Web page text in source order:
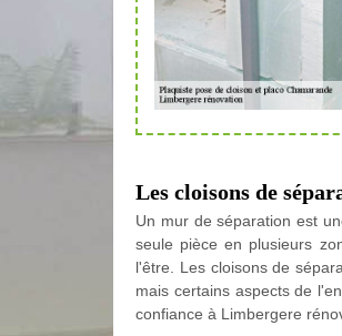
Les cloisons de
Un mur de séparation est
seule pièce en plusieurs
l'être. Les cloisons de
mais certains aspects de
confiance à Limbergere